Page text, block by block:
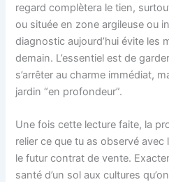
regard complètera le tien,
ou située en zone argileuse ou
diagnostic aujourd’hui évite les
demain. L’essentiel est de
s’arrêter au charme immédiat,
jardin “en profondeur”.
Une fois cette lecture faite, la
relier ce que tu as observé
le futur contrat de vente.
santé d’un sol aux cultures